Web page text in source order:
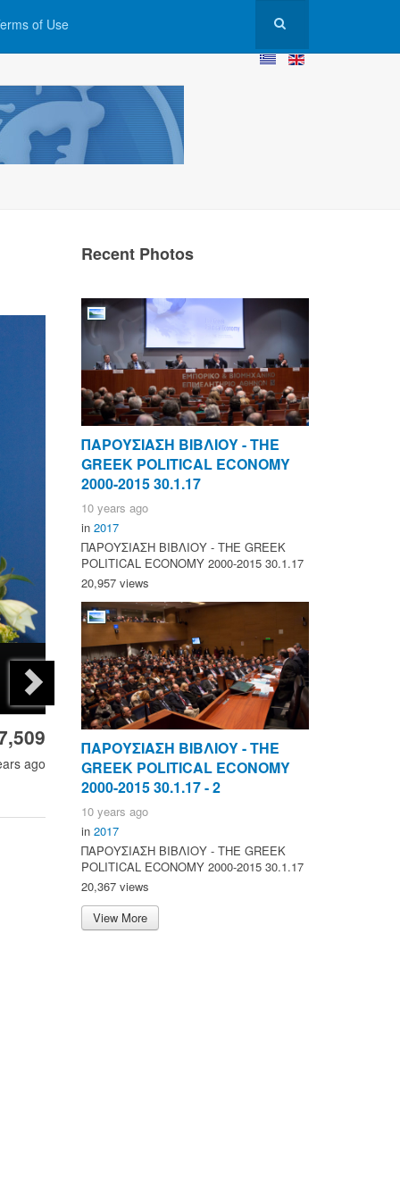
of Use
ago
Recent Photos
ΠΑΡΟΥΣΙΑΣΗ ΒΙΒΛΙΟΥ - ΤΗΕ
GREEK POLITICAL ECONOMY
2000-2015 30.1.17
10 years ago
in 2017
ΠΑΡΟΥΣΙΑΣΗ ΒΙΒΛΙΟΥ - ΤΗΕ GREEK
POLITICAL ECONOMY 2000-2015 30.1.17
20,957 views
ΠΑΡΟΥΣΙΑΣΗ ΒΙΒΛΙΟΥ - ΤΗΕ
GREEK POLITICAL ECONOMY
2000-2015 30.1.17 - 2
10 years ago
in 2017
ΠΑΡΟΥΣΙΑΣΗ ΒΙΒΛΙΟΥ - ΤΗΕ GREEK
POLITICAL ECONOMY 2000-2015 30.1.17
20,367 views
View More